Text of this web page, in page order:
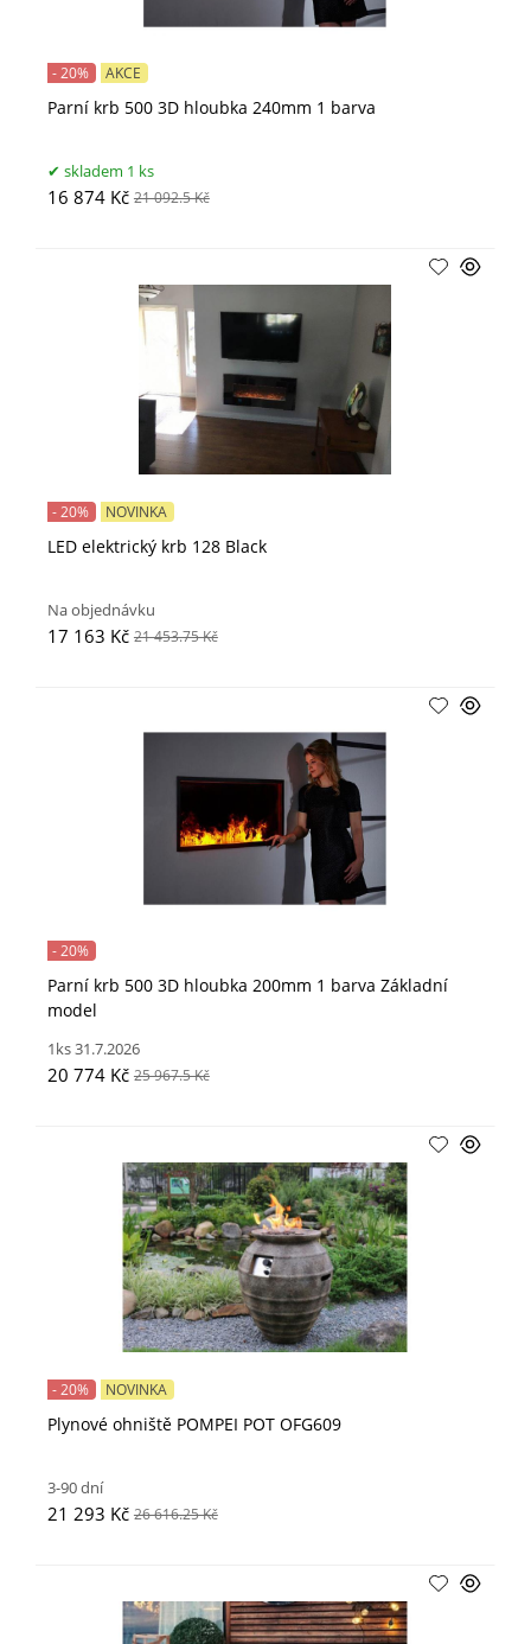
Parní krb 500 3D hloubka 240mm 1 barva
- 20% AKCE
skladem 1 ks
16 874 Kč 21 092.5 Kč
LED elektrický krb 128 Black
- 20% NOVINKA
Na objednávku
17 163 Kč 21 453.75 Kč
Parní krb 500 3D hloubka 200mm 1 barva Základní
model
- 20%
1ks 31.7.2026
20 774 Kč 25 967.5 Kč
Plynové ohniště POMPEI POT OFG609
- 20% NOVINKA
3-90 dní
21 293 Kč 26 616.25 Kč